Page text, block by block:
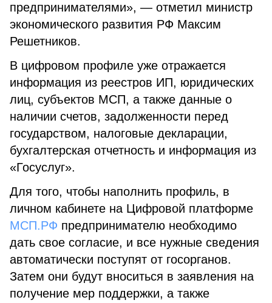
предпринимателями», — отметил министр
экономического развития РФ Максим
Решетников.
В цифровом профиле уже отражается
информация из реестров ИП, юридических
лиц, субъектов МСП, а также данные о
наличии счетов, задолженности перед
государством, налоговые декларации,
бухгалтерская отчетность и информация из
«Госуслуг».
Для того, чтобы наполнить профиль, в
личном кабинете на Цифровой платформе
МСП.РФ предпринимателю необходимо
дать свое согласие, и все нужные сведения
автоматически поступят от госорганов.
Затем они будут вноситься в заявления на
получение мер поддержки, а также